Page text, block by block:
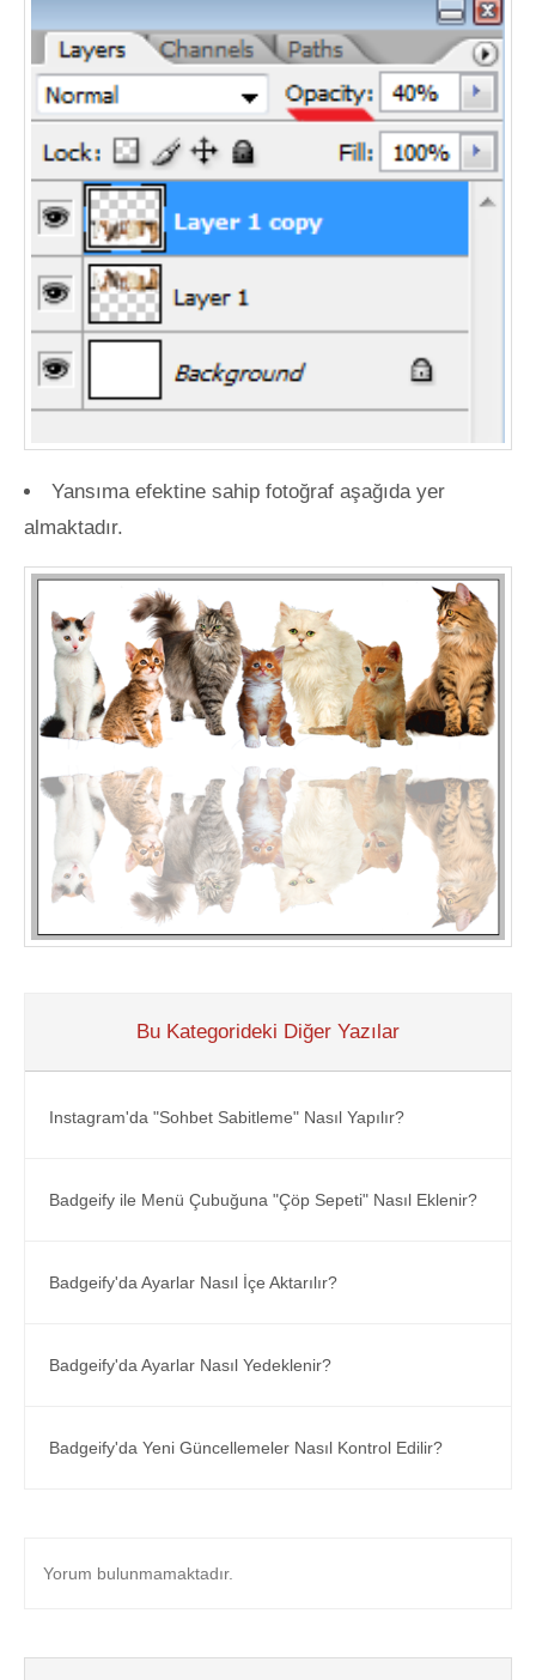
Yansıma efektine sahip fotoğraf aşağıda yer
almaktadır.
Bu Kategorideki Diğer Yazılar
Instagram'da "Sohbet Sabitleme" Nasıl Yapılır?
Badgeify ile Menü Çubuğuna "Çöp Sepeti" Nasıl Eklenir?
Badgeify'da Ayarlar Nasıl İçe Aktarılır?
Badgeify'da Ayarlar Nasıl Yedeklenir?
Badgeify'da Yeni Güncellemeler Nasıl Kontrol Edilir?
Yorum bulunmamaktadır.